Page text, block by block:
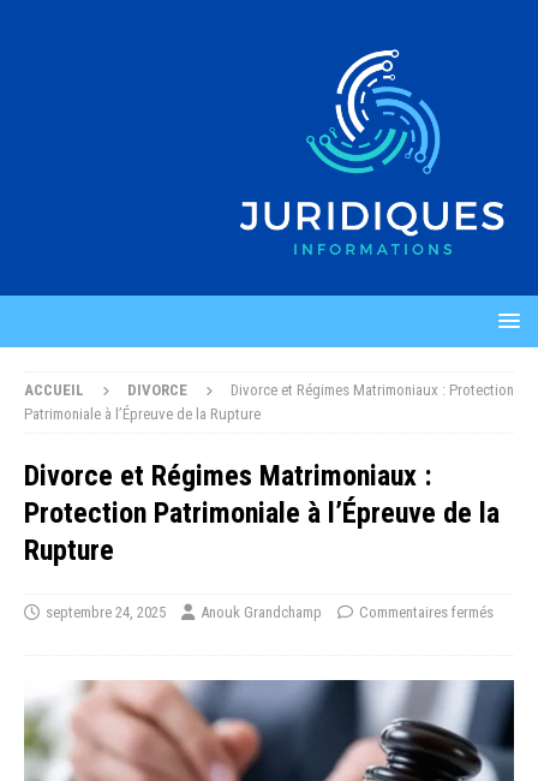
ACCUEIL DIVORCE
Divorce et Régimes Matrimoniaux : Protection
Patrimoniale à l’Épreuve de la Rupture
Divorce et Régimes Matrimoniaux :
Protection Patrimoniale à l’Épreuve de la
Rupture
septembre 24, 2025 Anouk Grandchamp Commentaires fermés